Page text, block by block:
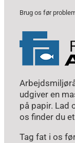
Brug os før
udgiver en
på papir. Lad
os finder du
Tag fat i os